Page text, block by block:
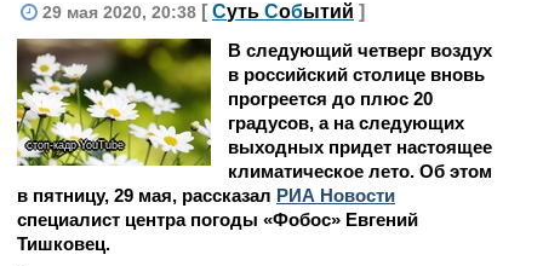
29 мая 2020, 20:38 [ Суть Событий ]
стоп-кадр YouTube
В следующий четверг воздух
в российский столице вновь
прогреется до плюс 20
градусов, а на следующих
выходных придет настоящее
климатическое лето. Об этом
в пятницу, 29 мая, рассказал РИА Новости
специалист центра погоды «Фобос» Евгений
Тишковец.